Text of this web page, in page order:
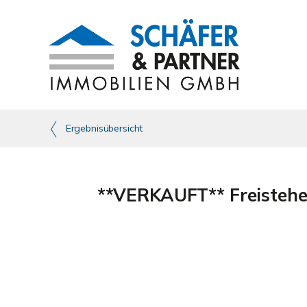
Ergebnisübersicht
**VERKAUFT**